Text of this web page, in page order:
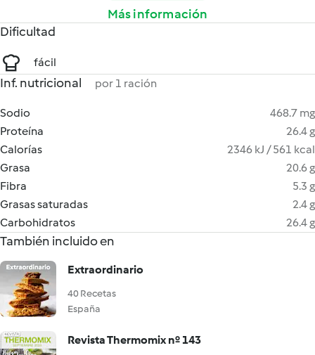
Más información
Dificultad
fácil
Inf. nutricional por 1 ración
Sodio
468.7 mg
Proteína
26.4 g
Calorías
2346 kJ / 561 kcal
Grasa
20.6 g
Fibra
5.3 g
Grasas saturadas
2.4 g
Carbohidratos
26.4 g
También incluido en
Extraordinario
40 Recetas
España
Revista Thermomix nº 143